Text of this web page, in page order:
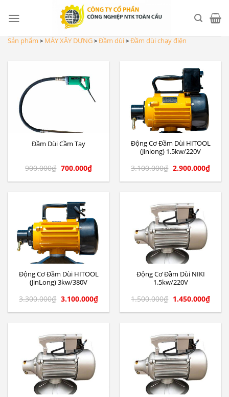
content
Sản phẩm > MÁY XÂY DỰNG > Đầm dùi > Đầm dùi chạy điện
Đầm Dùi Cầm Tay
900.000₫ 700.000₫
Động Cơ Đầm Dùi HITOOL
(Jinlong) 1.5kw/220V
3.100.000₫ 2.900.000₫
Động Cơ Đầm Dùi HITOOL
(JinLong) 3kw/380V
3.300.000₫ 3.100.000₫
Động Cơ Đầm Dùi NIKI
1.5kw/220V
1.500.000₫ 1.450.000₫